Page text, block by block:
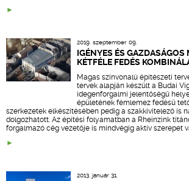
2019. szeptember 09.
IGÉNYES ÉS GAZDASÁGOS
KÉTFÉLE FEDÉS
Magas színvonalú építészeti
tervek alapján készült a Budai
idegenforgalmi jelentőségű
épületének fémlemez fedésű
szerkezetek elkészítésében pedig a szakkivitelező is
dolgozhatott. Az építési folyamatban a Rheinzink
forgalmazó cég vezetője is mindvégig aktív szerepet
2013. január 31.